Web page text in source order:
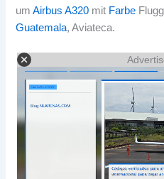
umAirbus A320 mit Farbe
Guatemala, Aviateca.